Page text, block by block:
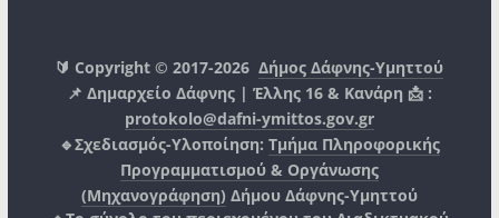
🔰 Copyright © 2017-2026Δήμος Δάφνης-Υμηττού
📌 Δημαρχείο Δάφνης | Έλλης 16 & Κανάρη 📩 :
protokolo@dafni-ymittos.gov.gr
🔹Σχεδιασμός-Υλοποίηση: Τμήμα Πληροφορικής
Προγραμματισμού & Οργάνωσης
(Μηχανογράφηση) Δήμου Δάφνης-Υμηττού